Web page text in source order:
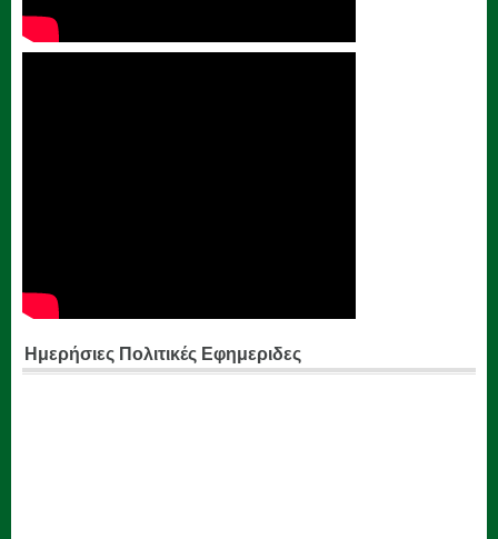
Ημερήσιες Πολιτικές Εφημεριδες